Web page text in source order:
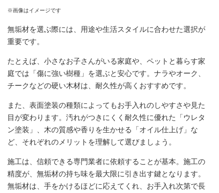
※画像はイメージです
無垢材を選ぶ際には、用途や生活スタイルに合わせた選択が
重要です。
たとえば、小さなお子さんがいる家庭や、ペットと暮らす家
庭では「傷に強い樹種」を選ぶと安心です。ナラやオーク、
チークなどの硬い木材は、耐久性が高くおすすめです。
また、表面塗装の種類によってもお手入れのしやすさや見た
目が変わります。汚れがつきにくく耐久性に優れた「ウレタ
ン塗装」、木の質感や香りを生かせる「オイル仕上げ」な
ど、それぞれのメリットを理解して選びましょう。
施工は、信頼できる専門業者に依頼することが基本。施工の
精度が、無垢材の持ち味を最大限に引き出す鍵となります。
無垢材は、手をかけるほどに応えてくれ、お手入れ次第で長